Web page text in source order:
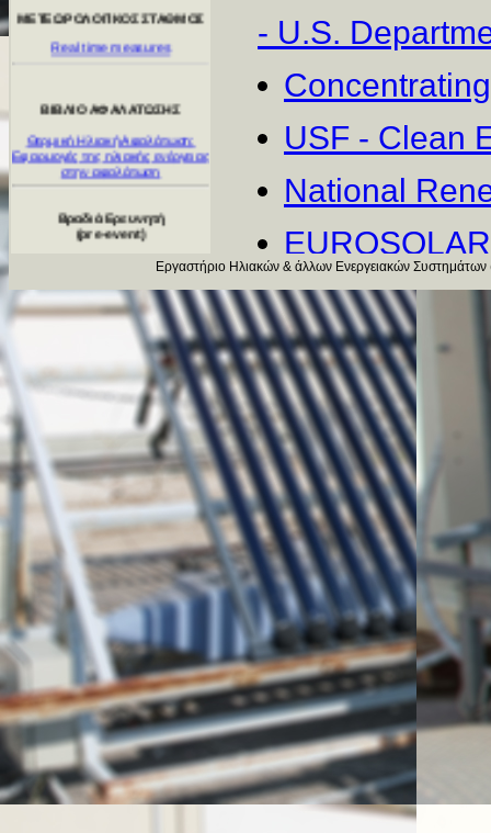
ΒΙΒΛΙΟ ΑΦΑΛΑΤΩΣΗΣ
Θερμική Ηλιακή Αφαλάτωση:
Εφαρμογές της ηλιακής ενέργειας
Βραδιά Ερευνητή
(pre-event)
Επίσκεψη μαθητών
- U.S.
USF - Clean
National
EUROSOLAR
Solar
Solar Energy
Deutsche
Solarserver -
Εργαστήριο Ηλιακών & άλλων Ενεργειακών